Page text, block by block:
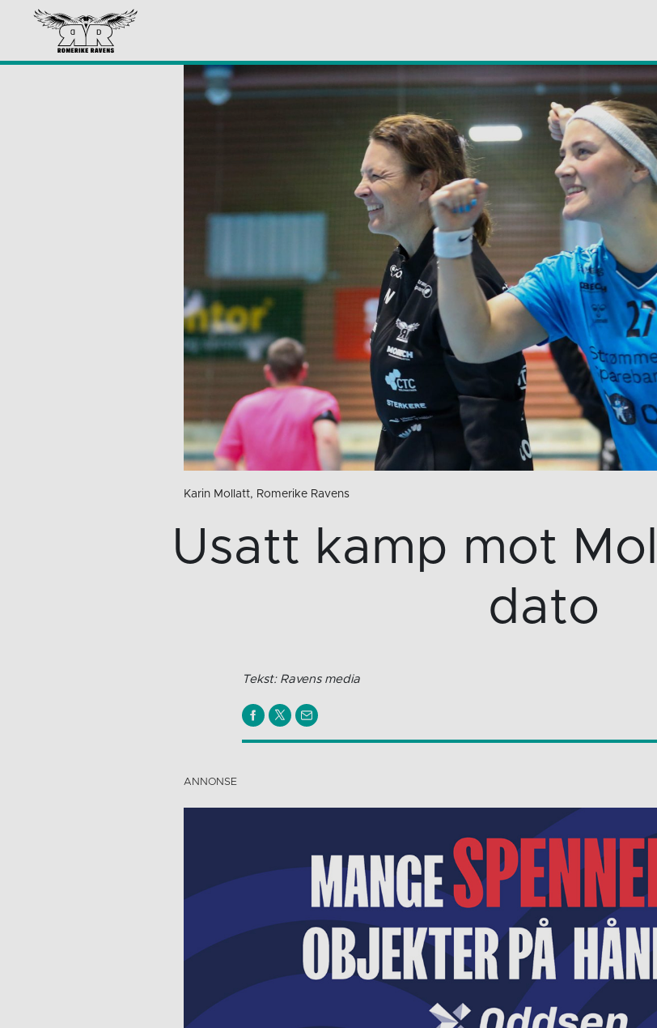
Karin Mollatt, Romerike Ravens
Usatt kamp mot
dato
Tekst: Ravens media